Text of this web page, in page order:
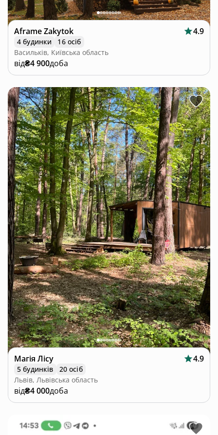
Aframe Zakytok 4.9
4 будинки
16 осіб
Васильків, Київська область
від₴4 900доба
Магія Лісу 4.9
5 будинків
20 осіб
Львів, Львівська область
від₴4 000доба